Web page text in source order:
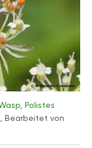
Polistes
, Bearbeitet von